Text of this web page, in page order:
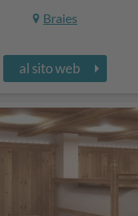
Braies
al sito web